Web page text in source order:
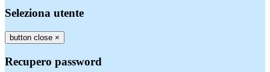
Seleziona utente
button close ×
Recupero password